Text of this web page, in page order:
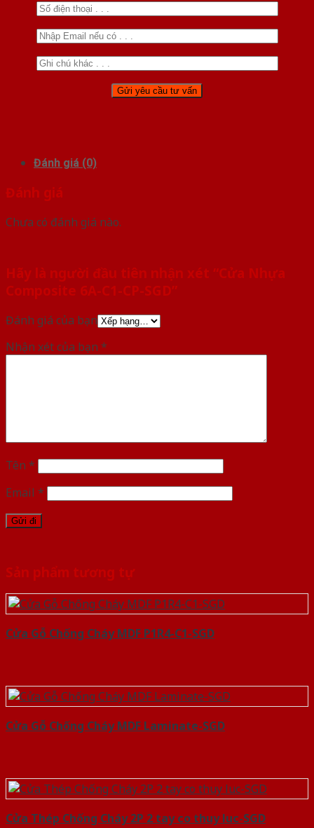
Đánh giá (0)
Đánh giá
Chưa có đánh giá nào.
Hãy là người đầu tiên nhận xét “Cửa Nhựa
Composite 6A-C1-CP-SGD”
Đánh giá của bạn
Nhận xét của bạn *
Tên *
Email *
Sản phẩm tương tự
Cửa Gỗ Chống Cháy MDF P1R4-C1-SGD
Cửa Gỗ Chống Cháy MDF Laminate-SGD
Cửa Thép Chống Cháy 2P 2 tay co thuy luc-SGD